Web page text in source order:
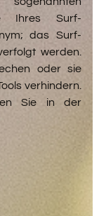
Ihres Surf-
das Surf-
werden.
oder sie
verhindern.
Sie in der